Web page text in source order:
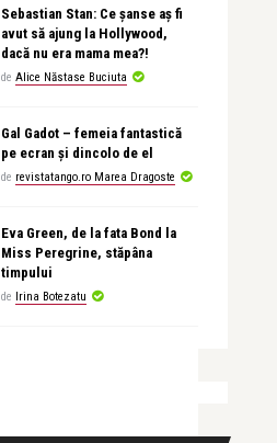
Sebastian Stan: Ce șanse aș fi
avut să ajung la Hollywood,
dacă nu era mama mea?!
de Alice Năstase Buciuta
Gal Gadot – femeia fantastică
pe ecran și dincolo de el
de revistatango.ro Marea Dragoste
Eva Green, de la fata Bond la
Miss Peregrine, stăpâna
timpului
de Irina Botezatu